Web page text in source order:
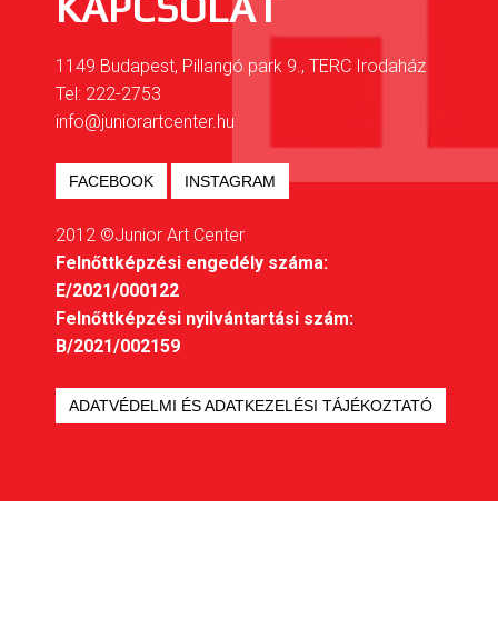
1149 Budapest, Pillangó park 9., TERC Irodaház
Tel: 222-2753
info@juniorartcenter.hu
FACEBOOK INSTAGRAM
2012 ©Junior Art Center
Felnőttképzési engedély száma:
E/2021/000122
Felnőttképzési nyilvántartási szám:
B/2021/002159
ADATVÉDELMI ÉS ADATKEZELÉSI TÁJÉKOZTATÓ